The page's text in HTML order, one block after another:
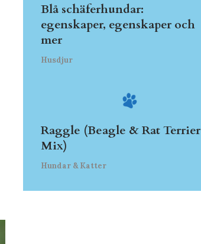
Blå schäferhundar:
egenskaper, egenskaper och
mer
Husdjur
Raggle (Beagle & Rat Terrier
Mix)
Hundar & Katter